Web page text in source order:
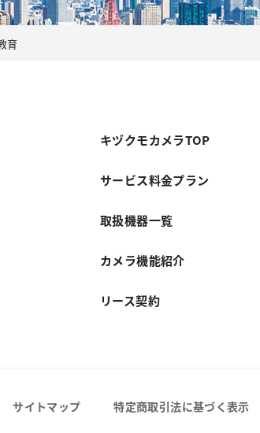
育
キヅクモカメラTOP
サービス料金プラン
取扱機器一覧
カメラ機能紹介
リース契約
サイトマップ 特定商取引法に基づく表示